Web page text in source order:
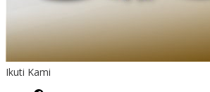
Ikuti Kami